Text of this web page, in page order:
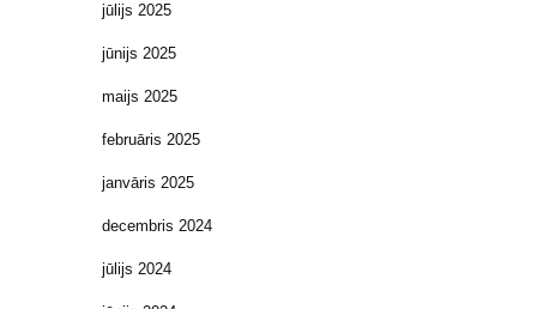
jūlijs 2025
jūnijs 2025
maijs 2025
februāris 2025
janvāris 2025
decembris 2024
jūlijs 2024